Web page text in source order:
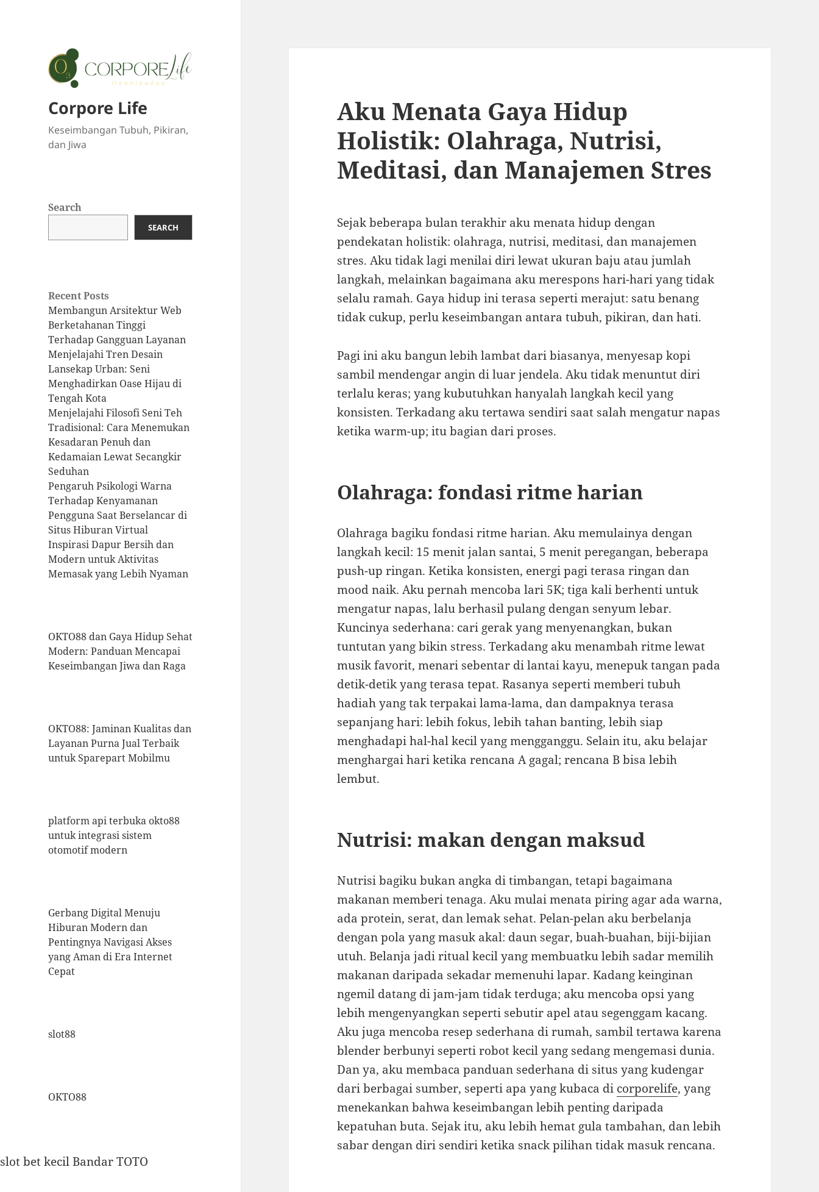
Corpore Life
Keseimbangan Tubuh, Pikiran,
dan Jiwa
Search
SEARCH
Recent Posts
Membangun Arsitektur Web
Berketahanan Tinggi
Terhadap Gangguan Layanan
Menjelajahi Tren Desain
Lansekap Urban: Seni
Menghadirkan Oase Hijau di
Tengah Kota
Menjelajahi Filosofi Seni Teh
Tradisional: Cara Menemukan
Kesadaran Penuh dan
Kedamaian Lewat Secangkir
Seduhan
Pengaruh Psikologi Warna
Terhadap Kenyamanan
Pengguna Saat Berselancar di
Situs Hiburan Virtual
Inspirasi Dapur Bersih dan
Modern untuk Aktivitas
Memasak yang Lebih Nyaman
OKTO88 dan Gaya Hidup Sehat
Modern: Panduan Mencapai
Keseimbangan Jiwa dan Raga
OKTO88: Jaminan Kualitas dan
Layanan Purna Jual Terbaik
untuk Sparepart Mobilmu
platform api terbuka okto88
untuk integrasi sistem
otomotif modern
Gerbang Digital Menuju
Hiburan Modern dan
Pentingnya Navigasi Akses
yang Aman di Era Internet
Cepat
slot88
OKTO88
slot bet kecilBandar TOTO
Aku Menata Gaya Hidup
Holistik: Olahraga, Nutrisi,
Meditasi, dan Manajemen Stres
Sejak beberapa bulan terakhir aku menata hidup dengan
pendekatan holistik: olahraga, nutrisi, meditasi, dan manajemen
stres. Aku tidak lagi menilai diri lewat ukuran baju atau jumlah
langkah, melainkan bagaimana aku merespons hari-hari yang tidak
selalu ramah. Gaya hidup ini terasa seperti merajut: satu benang
tidak cukup, perlu keseimbangan antara tubuh, pikiran, dan hati.
Pagi ini aku bangun lebih lambat dari biasanya, menyesap kopi
sambil mendengar angin di luar jendela. Aku tidak menuntut diri
terlalu keras; yang kubutuhkan hanyalah langkah kecil yang
konsisten. Terkadang aku tertawa sendiri saat salah mengatur napas
ketika warm-up; itu bagian dari proses.
Olahraga: fondasi ritme harian
Olahraga bagiku fondasi ritme harian. Aku memulainya dengan
langkah kecil: 15 menit jalan santai, 5 menit peregangan, beberapa
push-up ringan. Ketika konsisten, energi pagi terasa ringan dan
mood naik. Aku pernah mencoba lari 5K; tiga kali berhenti untuk
mengatur napas, lalu berhasil pulang dengan senyum lebar.
Kuncinya sederhana: cari gerak yang menyenangkan, bukan
tuntutan yang bikin stress. Terkadang aku menambah ritme lewat
musik favorit, menari sebentar di lantai kayu, menepuk tangan pada
detik-detik yang terasa tepat. Rasanya seperti memberi tubuh
hadiah yang tak terpakai lama-lama, dan dampaknya terasa
sepanjang hari: lebih fokus, lebih tahan banting, lebih siap
menghadapi hal-hal kecil yang mengganggu. Selain itu, aku belajar
menghargai hari ketika rencana A gagal; rencana B bisa lebih
lembut.
Nutrisi: makan dengan maksud
Nutrisi bagiku bukan angka di timbangan, tetapi bagaimana
makanan memberi tenaga. Aku mulai menata piring agar ada warna,
ada protein, serat, dan lemak sehat. Pelan-pelan aku berbelanja
dengan pola yang masuk akal: daun segar, buah-buahan, biji-bijian
utuh. Belanja jadi ritual kecil yang membuatku lebih sadar memilih
makanan daripada sekadar memenuhi lapar. Kadang keinginan
ngemil datang di jam-jam tidak terduga; aku mencoba opsi yang
lebih mengenyangkan seperti sebutir apel atau segenggam kacang.
Aku juga mencoba resep sederhana di rumah, sambil tertawa karena
blender berbunyi seperti robot kecil yang sedang mengemasi dunia.
Dan ya, aku membaca panduan sederhana di situs yang kudengar
dari berbagai sumber, seperti apa yang kubaca di corporelife, yang
menekankan bahwa keseimbangan lebih penting daripada
kepatuhan buta. Sejak itu, aku lebih hemat gula tambahan, dan lebih
sabar dengan diri sendiri ketika snack pilihan tidak masuk rencana.